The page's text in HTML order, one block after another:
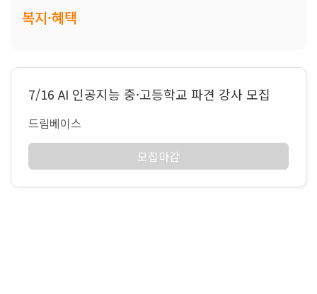
복지·혜택
7/16 AI 인공지능 중·고등학교 파견 강사 모집
드림베이스
모집마감